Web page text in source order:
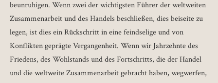
beunruhigen. Wenn zwei der wichtigsten Führer der weltweiten
Zusammenarbeit und des Handels beschließen, dies beiseite zu
legen, ist dies ein Rückschritt in eine feindselige und von
Konflikten geprägte Vergangenheit. Wenn wir Jahrzehnte des
Friedens, des Wohlstands und des Fortschritts, die der Handel
und die weltweite Zusammenarbeit gebracht haben, wegwerfen,